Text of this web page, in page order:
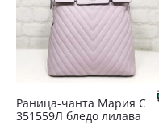
Раница-чанта Мария С
351559Л бледо лилава